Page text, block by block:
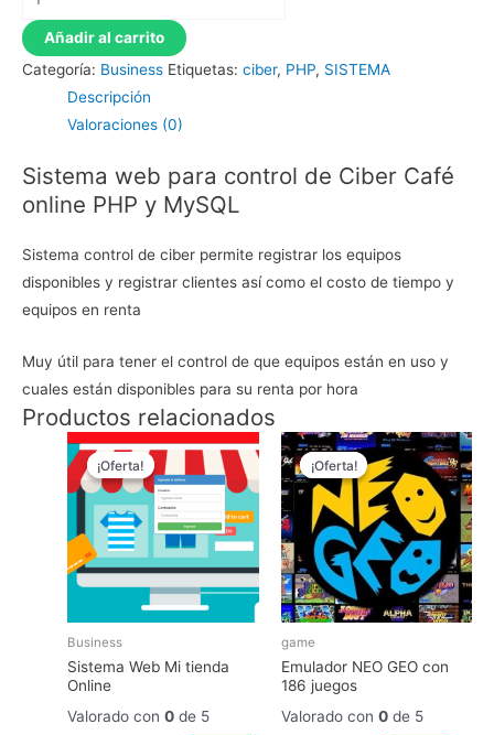
web
para
control
cantidad
Añadir al carrito
Categoría: Business Etiquetas: ciber, PHP, SISTEMA
Descripción
Valoraciones (0)
Sistema web para control de Ciber Café
online PHP y MySQL
Sistema control de ciber permite registrar los equipos
disponibles y registrar clientes así como el costo de tiempo y
equipos en renta
Muy útil para tener el control de que equipos están en uso y
cuales están disponibles para su renta por hora
Productos relacionados
¡Oferta!
¡Oferta!
Business
Sistema Web Mi tienda
Online
Valorado con0 de 5
¡Oferta!
¡Oferta!
game
Emulador NEO GEO con
186 juegos
Valorado con 0de 5